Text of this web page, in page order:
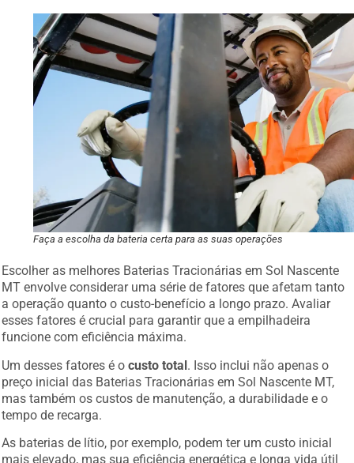
Faça a escolha da bateria certa para as suas operações
Escolher as melhores Baterias Tracionárias em Sol Nascente
MT envolve considerar uma série de fatores que afetam tanto
a operação quanto o custo-benefício a longo prazo. Avaliar
esses fatores é crucial para garantir que a empilhadeira
funcione com eficiência máxima.
Um desses fatores é ocusto total . Isso inclui não apenas o
preço inicial das Baterias Tracionárias em Sol Nascente MT,
mas também os custos de manutenção, a durabilidade e o
tempo de recarga.
As baterias de lítio, por exemplo, podem ter um custo inicial
mais elevado, mas sua eficiência energética e longa vida útil